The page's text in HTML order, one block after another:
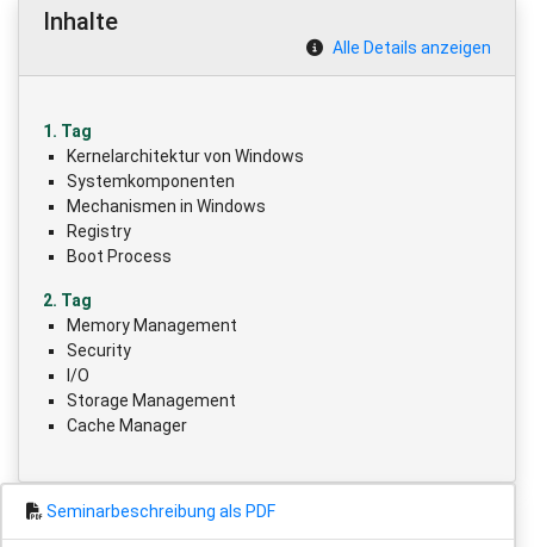
Inhalte
Alle Details anzeigen
1. Tag
Kernelarchitektur von Windows
Systemkomponenten
Mechanismen in Windows
Registry
Boot Process
2. Tag
Memory Management
Security
I/O
Storage Management
Cache Manager
Seminarbeschreibung als PDF